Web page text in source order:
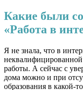
Какие были
«Работа в
Я не знала, что в
работы. А сейчас с
дома можно и при
образования в какой-